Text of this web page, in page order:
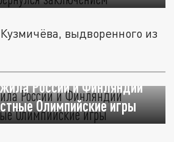
выдворенного из
России и Финляндии
Олимпийские игры